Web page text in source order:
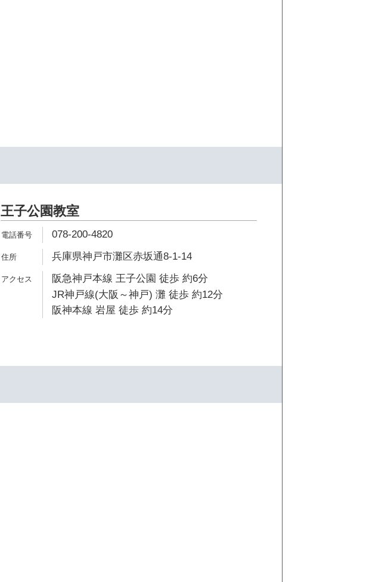
王子公園教室
078-200-4820
兵庫県神戸市灘区赤坂通8-1-14
阪急神戸本線 王子公園 徒歩 約6分
JR神戸線(大阪～神戸) 灘 徒歩 約12分
阪神本線 岩屋 徒歩 約14分